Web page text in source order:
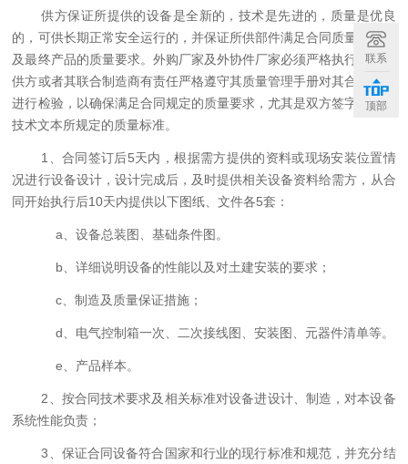
供方保证所提供的设备是全新的，技术是先进的，质量是优良
的，可供长期正常安全运行的，并保证所供部件满足合同质量要求以
及最终产品的质量要求。外购厂家及外协件厂家必须严格执行合同。
供方或者其联合制造商有责任严格遵守其质量管理手册对其合同设备
进行检验，以确保满足合同规定的质量要求，尤其是双方签字确认的
技术文本所规定的质量标准。
1 、合同签订后5天内，根据需方提供的资料或现场安装位置情
况进行设备设计，设计完成后，及时提供相关设备资料给需方，从合
同开始执行后10天内提供以下图纸、文件各5套：
a 、设备总装图、基础条件图。
b 、详细说明设备的性能以及对土建安装的要求；
c 、制造及质量保证措施；
d 、电气控制箱一次、二次接线图、安装图、元器件清单等。
e 、产品样本。
2 、按合同技术要求及相关标准对设备进设计、制造，对本设备
系统性能负责；
3 、保证合同设备符合国家和行业的现行标准和规范，并充分结
联系
顶部